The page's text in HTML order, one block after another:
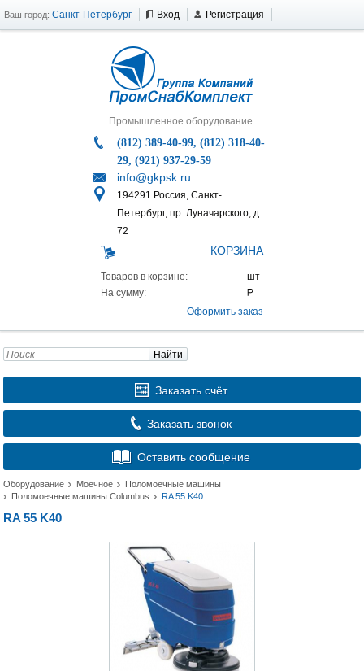
Ваш город: Санкт-Петербург Вход Регистрация
Промышленное оборудование
(812) 389-40-99, (812) 318-40-
29, (921) 937-29-59
info@gkpsk.ru
194291 Россия, Санкт-
Петербург, пр. Луначарского, д.
72
КОРЗИНА
Товаров в корзине:
На сумму:
Оформить заказ
Найти
Заказать счёт
Заказать звонок
Оставить сообщение
Оборудование Моечное
Поломоечные машины
Поломоечные машины Columbus
RA 55 K40
RA 55 K40